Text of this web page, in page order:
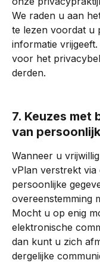
We raden u aan
te lezen voordat u
informatie
voor het
derden.
7. Keuzes
van
Wanneer u
vPlan verstrekt via
persoonlijke
overeenstemming
Mocht u op enig
elektronische
dan kunt u zich
dergelijke